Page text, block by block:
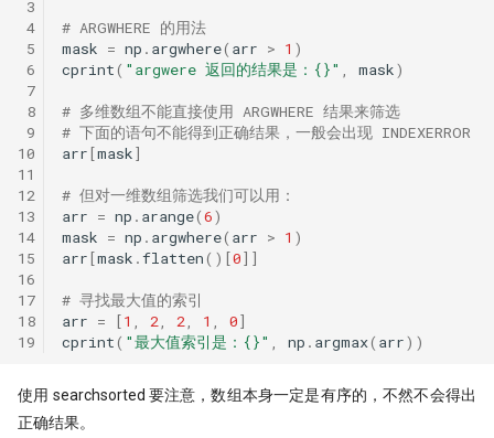
3
4
5
6
7
8
9
10
11
12
13
14
15
16
17
18
19
# ARGWHERE 的用法
mask = np . argwhere( arr > 1 )
cprint( "argwere 返回的结果是： {}" mask)
# 多维数组不能直接使用 ARGWHERE 结果来筛选
# 下面的语句不能得到正确结果，一般会出现 INDEXERROR
arr[mask]
# 但对一维数组筛选我们可以用：
arr = np . arange(6)
mask = np . argwhere( arr > 1 )
arr[mask .flatten()[0]]
# 寻找最大值的索引
arr = [1 2 2 1 0]
cprint( "最大值索引是： {}" np . argmax( arr))
使用 searchsorted 要注意，数组本身一定是有序的，不然不会得出
正确结果。